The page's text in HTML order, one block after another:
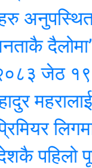
१९ गते
लिगमा
पूर्ण